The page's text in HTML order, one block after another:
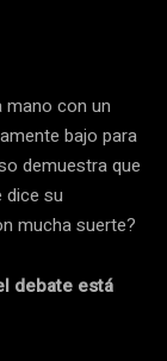
mano con un
bajo para
demuestra que
dice su
mucha suerte?
debate está